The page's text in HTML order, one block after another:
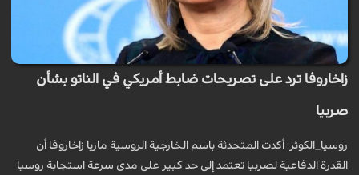
زاخاروفا ترد على تصريحات ضابط أمريكي في الناتو بشأن
صربيا
روسيا_الكوثر: أكدت المتحدثة باسم الخارجية الروسية ماريا زاخاروفا أن
القدرة الدفاعية لصربيا تعتمد إلى حد كبير على مدى سرعة استجابة روسيا